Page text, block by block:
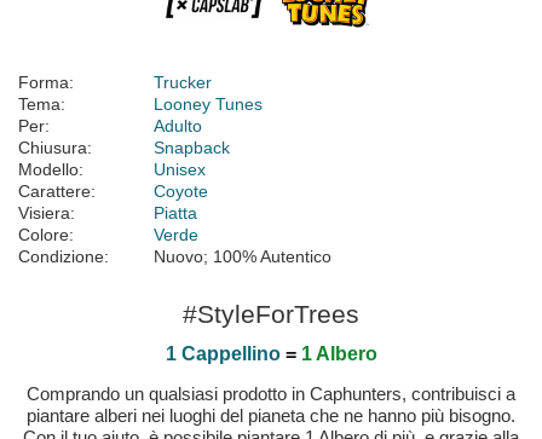
Forma:
Trucker
Tema:
Looney Tunes
Per:
Adulto
Chiusura:
Snapback
Modello:
Unisex
Carattere:
Coyote
Visiera:
Piatta
Colore:
Verde
Condizione:
Nuovo; 100% Autentico
#StyleForTrees
1 Cappellino= 1 Albero
Comprando un qualsiasi prodotto in Caphunters, contribuisci a
piantare alberi nei luoghi del pianeta che ne hanno più bisogno.